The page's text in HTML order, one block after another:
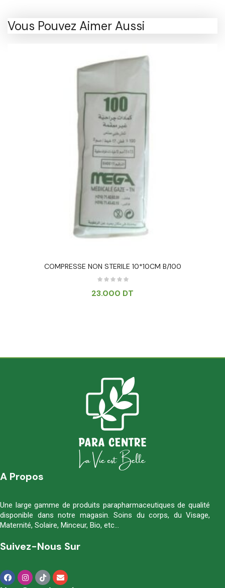
Vous Pouvez Aimer Aussi
COMPRESSE NON STERILE 10*10CM B/100
23.000 DT
A Propos
Une large gamme de produits parapharmaceutiques de qualité
disponible dans notre magasin. Soins du corps, du Visage,
Maternité, Solaire, Minceur, Bio, etc…
Suivez-Nous Sur